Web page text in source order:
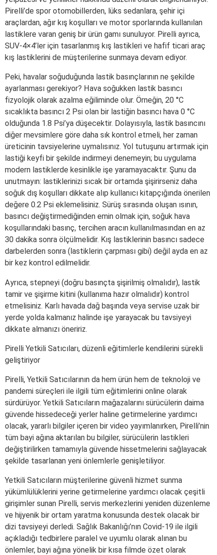
Pirelli’de spor otomobillerden, lüks sedanlara, şehir içi
araçlardan, ağır kış koşulları ve motor sporlarında kullanılan
lastiklere varan geniş bir ürün gamı sunuluyor. Pirelli ayrıca,
SUV-4×4’ler için tasarlanmış kış lastikleri ve hafif ticari araç
kış lastiklerini de müşterilerine sunmaya devam ediyor.
Peki, havalar soğuduğunda lastik basınçlarının ne şekilde
ayarlanması gerekiyor? Hava soğukken lastik basıncı
fizyolojik olarak azalma eğiliminde olur. Örneğin, 20 °C
sıcaklıkta basıncı 2 Psi olan bir lastiğin basıncı hava 0 °C
olduğunda 1.8 Psi’ya düşecektir. Dolayısıyla, lastik basıncını
diğer mevsimlere göre daha sık kontrol etmeli, her zaman
üreticinin tavsiyelerine uymalısınız. Yol tutuşunu artırmak için
lastiği keyfi bir şekilde indirmeyi denemeyin; bu uygulama
modern lastiklerde kesinlikle işe yaramayacaktır. Şunu da
unutmayın: lastiklerinizi sıcak bir ortamda şişirirseniz daha
soğuk dış koşulları dikkate alıp kullanıcı kitapçığında önerilen
değere 0.2 Psi eklemelisiniz. Sürüş sırasında oluşan ısının,
basıncı değiştirmediğinden emin olmak için, soğuk hava
koşullarındaki basınç, tercihen aracın kullanılmasından en az
30 dakika sonra ölçülmelidir. Kış lastiklerinin basıncı sadece
darbelerden sonra (lastiklerin çarpması gibi) değil ayda en az
bir kez kontrol edilmelidir.
Ayrıca, stepneyi (doğru basınçta şişirilmiş olmalıdır), lastik
tamir ve şişirme kitini (kullanıma hazır olmalıdır) kontrol
etmelisiniz. Karlı havada dağ başında veya servise uzak bir
yerde yolda kalmanız halinde işe yarayacak bu tavsiyeyi
dikkate almanızı öneririz.
Pirelli Yetkili Satıcıları, düzenli eğitimlerle kendilerini sürekli
geliştiriyor
Pirelli, Yetkili Satıcılarının da hem ürün hem de teknoloji ve
pandemi süreçleri ile ilgili tüm eğitimlerini online olarak
sürdürüyor. Yetkili Satıcıların mağazalarını sürücülerin daima
güvende hissedeceği yerler haline getirmelerine yardımcı
olacak, yararlı bilgiler içeren bir video yayımlanırken, Pirelli’nin
tüm bayi ağına aktarılan bu bilgiler, sürücülerin lastikleri
değiştirilirken tamamıyla güvende hissetmelerini sağlayacak
şekilde tasarlanan yeni önlemlerle genişletiliyor.
Yetkili Satıcıların müşterilerine güvenli hizmet sunma
yükümlülüklerini yerine getirmelerine yardımcı olacak çeşitli
girişimler sunan Pirelli, servis merkezlerini yeniden düzenleme
ve hijyenik bir ortam yaratma konusunda destek olacak bir
dizi tavsiyeyi derledi. Sağlık Bakanlığı’nın Covid-19 ile ilgili
açıkladığı tedbirlere paralel ve uyumlu olarak alınan bu
önlemler, bayi ağına yönelik bir kısa filmde özet olarak